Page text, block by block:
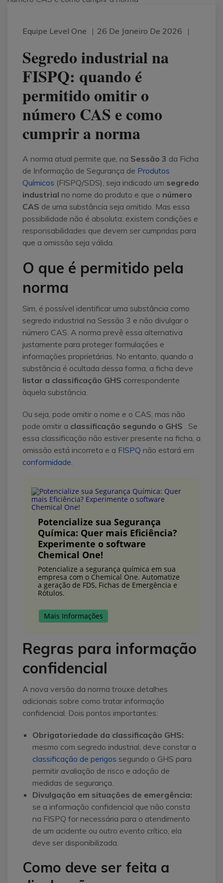
Equipe Level One 26 De Janeiro De 2026
Segredo industrial na
FISPQ: quando é
permitido omitir o
número CAS e como
cumprir a norma
A norma atual permite que, na Sessão 3 da Ficha
de Informação de Segurança de Produtos
Químicos (FISPQ/SDS), seja indicado um segredo
industrial no nome do produto e que o número
CAS de uma substância seja omitido. Mas essa
possibilidade não é absoluta: existem condições e
responsabilidades que devem ser cumpridas para
que a omissão seja válida.
O que é permitido pela
norma
Sim, é possível identificar uma substância como
segredo industrial na Sessão 3 e não divulgar o
número CAS. A norma prevê essa alternativa
justamente para proteger formulações e
informações proprietárias. No entanto, quando a
substância é ocultada dessa forma, a ficha deve
listar a classificação GHS correspondente
àquela substância.
Ou seja, pode omitir o nome e o CAS, mas não
pode omitir a classificação segundo o GHS . Se
essa classificação não estiver presente na ficha, a
omissão está incorreta e a FISPQ não estará em
conformidade.
Potencialize sua Segurança
Química: Quer mais Eficiência?
Experimente o software
Chemical One!
Potencialize a segurança química em sua
empresa com o Chemical One. Automatize
a geração de FDS, Fichas de Emergência e
Rótulos.
Mais Informações
Regras para informação
confidencial
A nova versão da norma trouxe detalhes
adicionais sobre como tratar informação
confidencial. Dois pontos importantes:
Obrigatoriedade da classificação GHS:
mesmo com segredo industrial, deve constar a
classificação de perigos segundo o GHS para
permitir avaliação de risco e adoção de
medidas de segurança.
Divulgação em situações de emergência:
se a informação confidencial que não consta
na FISPQ for necessária para o atendimento
de um acidente ou outro evento crítico, ela
deve ser disponibilizada.
Como deve ser feita a